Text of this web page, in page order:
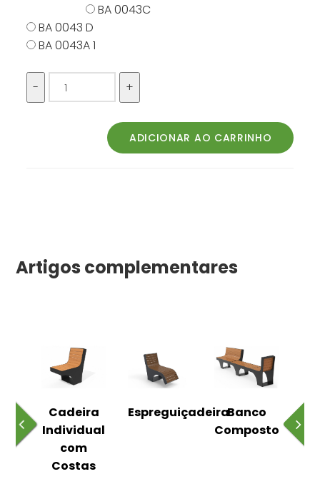
BA 0043C
BA 0043 D
BA 0043A 1
Artigos complementares
Cadeira
Individual
com
Costas
EspreguiçadeiraBanco
Composto